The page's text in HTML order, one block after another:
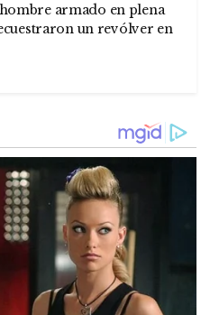
armado en plena
un revólver en